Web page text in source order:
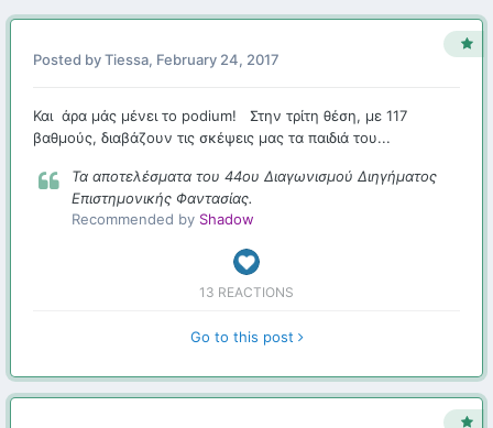
Posted byTiessa, February 24, 2017
Και άρα μάς μένει το podium! Στην τρίτη θέση, με 117
βαθμούς, διαβάζουν τις σκέψεις μας τα παιδιά του...
Τα αποτελέσματα του 44ου Διαγωνισμού Διηγήματος
Επιστημονικής Φαντασίας.
Recommended by Shadow
13 REACTIONS
Go to this post